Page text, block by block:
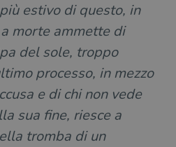
estivo di questo, in
morte ammette di
del sole, troppo
processo, in mezzo
e di chi non vede
sua fine, riesce a
tromba di un